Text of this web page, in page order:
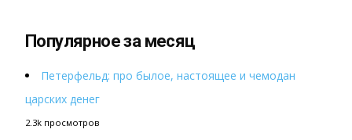
Популярное за месяц
Петерфельд: про былое, настоящее и чемодан
царских денег
2.3k просмотров